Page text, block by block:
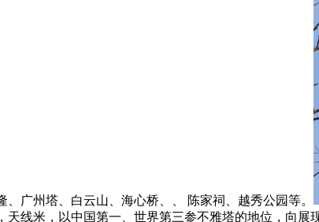
州塔、白云山、海心桥、、 陈家祠、越秀公园等。
天线米，以中国第一、世界第三参不雅塔的地位，向